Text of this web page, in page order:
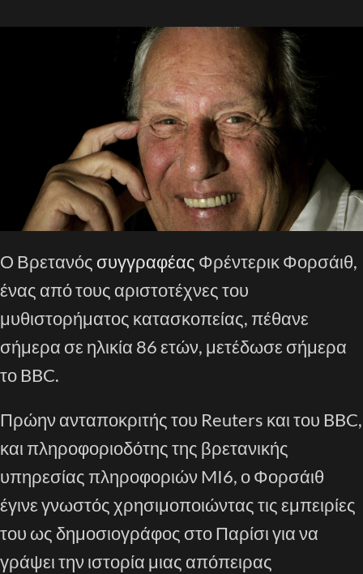
Ο Βρετανός συγγραφέας Φρέντερικ Φορσάιθ,
ένας από τους αριστοτέχνες του
μυθιστορήματος κατασκοπείας, πέθανε
σήμερα σε ηλικία 86 ετών, μετέδωσε σήμερα
το BBC.
Πρώην ανταποκριτής του Reuters και του BBC,
και πληροφοριοδότης της βρετανικής
υπηρεσίας πληροφοριών MI6, ο Φορσάιθ
έγινε γνωστός χρησιμοποιώντας τις εμπειρίες
του ως δημοσιογράφος στο Παρίσι για να
γράψει την ιστορία μιας απόπειρας